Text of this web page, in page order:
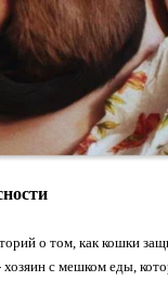
о том, как кошки
с мешком еды,